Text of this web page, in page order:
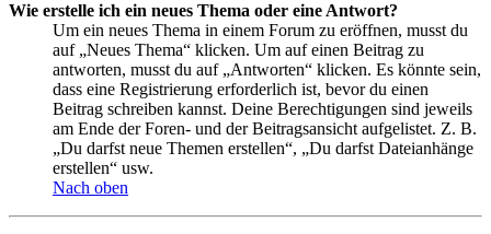
Wie erstelle ich ein neues Thema oder eine Antwort?
Um ein neues Thema in einem Forum zu eröffnen, musst du
auf „Neues Thema“ klicken. Um auf einen Beitrag zu
antworten, musst du auf „Antworten“ klicken. Es könnte sein,
dass eine Registrierung erforderlich ist, bevor du einen
Beitrag schreiben kannst. Deine Berechtigungen sind jeweils
am Ende der Foren- und der Beitragsansicht aufgelistet. Z. B.
„Du darfst neue Themen erstellen“, „Du darfst Dateianhänge
erstellen“ usw.
Nach oben